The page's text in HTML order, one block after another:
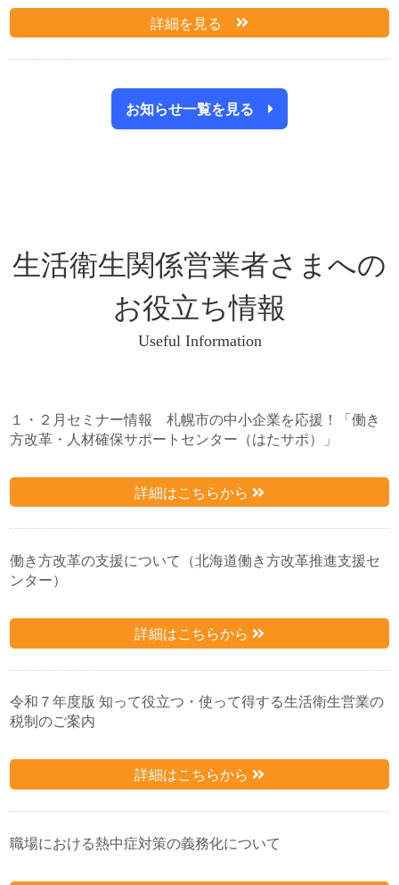
詳細を見る
お知らせ一覧を見る
生活衛生関係営業者さまへの
お役立ち情報
Useful Information
１・２月セミナー情報 札幌市の中小企業を応援！「働き
方改革・人材確保サポートセンター（はたサポ）」
詳細はこちらから
働き方改革の支援について（北海道働き方改革推進支援セ
ンター）
詳細はこちらから
令和７年度版 知って役立つ・使って得する生活衛生営業の
税制のご案内
詳細はこちらから
職場における熱中症対策の義務化について